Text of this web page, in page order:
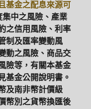
基金之配息來源可
中之風險、產業
之信用風險、利率
制及匯率變動風
動之風險、商品交
險等，有關本基金
基金公開說明書。
及南非幣計價級
幣別之貨幣換匯後